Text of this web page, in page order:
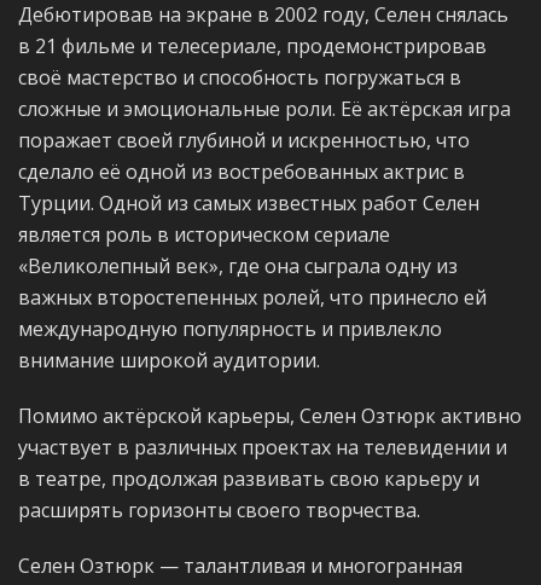
Дебютировав на экране в 2002 году, Селен снялась
в 21 фильме и телесериале, продемонстрировав
своё мастерство и способность погружаться в
сложные и эмоциональные роли. Её актёрская игра
поражает своей глубиной и искренностью, что
сделало её одной из востребованных актрис в
Турции. Одной из самых известных работ Селен
является роль в историческом сериале
«Великолепный век», где она сыграла одну из
важных второстепенных ролей, что принесло ей
международную популярность и привлекло
внимание широкой аудитории.
Помимо актёрской карьеры, Селен Озтюрк активно
участвует в различных проектах на телевидении и
в театре, продолжая развивать свою карьеру и
расширять горизонты своего творчества.
Селен Озтюрк — талантливая и многогранная